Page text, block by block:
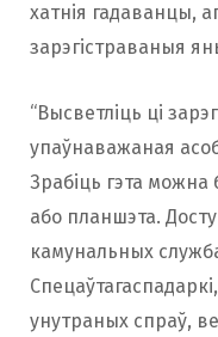
хатнія гадаванцы,
зарэгістраваныя
“Высветліць ці
упаўнаважаная
Зрабіць гэта
або планшэта.
камунальных
унутраных спраў,